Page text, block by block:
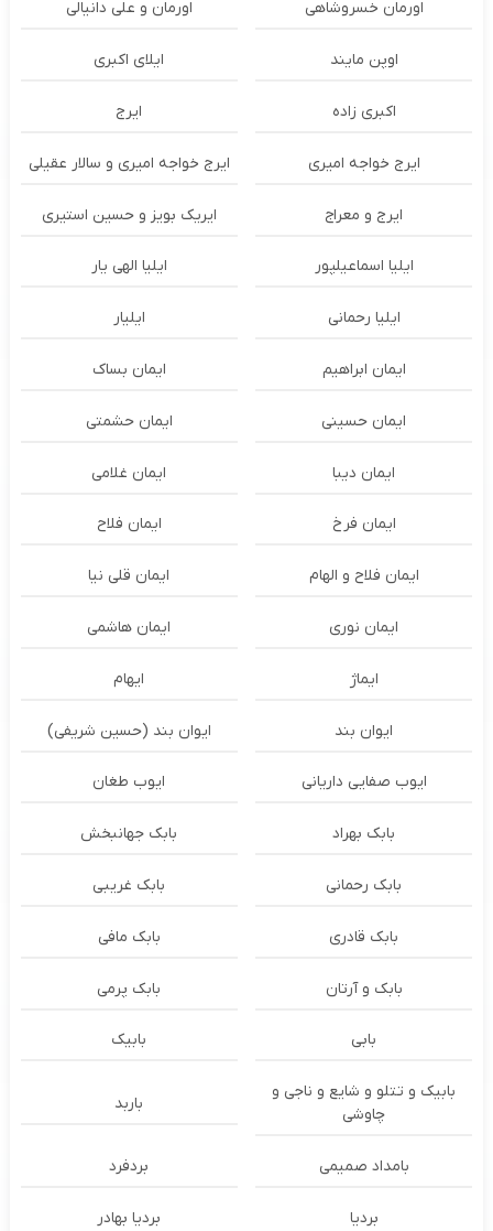
اورمان خسروشاهی اورمان و علی دانیالی
اوپن مایند ايلاى اكبرى
اکبری زاده ایرج
ایرج خواجه امیری ایرج خواجه امیری و سالار عقیلی
ایرج و معراج ایریک بویز و حسین استیری
ایلیا اسماعیلپور ایلیا الهی یار
ایلیا رحمانی ایلیار
ایمان ابراهیم ایمان بساک
ایمان حسینی ایمان حشمتی
ایمان دیبا ایمان غلامی
ایمان فرخ ایمان فلاح
ایمان فلاح و الهام ایمان قلی نیا
ایمان نوری ایمان هاشمی
ایماژ ایهام
ایوان بند ایوان بند (حسین شریفی)
ایوب صفایی داریانی ایوب طغان
بابک بهراد بابک جهانبخش
بابک رحمانی بابک غریبی
بابک قادری بابک مافی
بابک و آرتان بابک پرمی
بابی بابیک
بابیک و تتلو و شایع و ناجی و
چاوشی
باربد
بامداد صمیمی بردفرد
بردیا بردیا بهادر